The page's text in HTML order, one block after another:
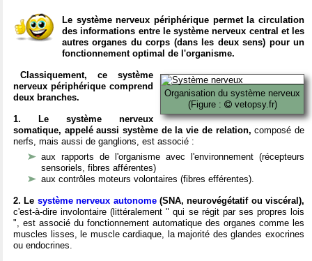
Le système nerveux périphérique permet la circulation
des informations entre le système nerveux central et les
autres organes du corps (dans les deux sens) pour un
fonctionnement optimal de l'organisme.
Organisation du système nerveux
(Figure :
vetopsy.fr)
Classiquement, ce système
nerveux périphérique comprend
deux branches.
1. Le système nerveux
somatique, appelé aussi système de la vie de relation, composé de
nerfs, mais aussi de ganglions, est associé :
aux rapports de l'organisme avec l'environnement (récepteurs
sensoriels, fibres afférentes)
aux contrôles moteurs volontaires (fibres efférentes).
2. Le système nerveux autonome(SNA, neurovégétatif ou viscéral),
c'est-à-dire involontaire (littéralement " qui se régit par ses propres lois
", est associé du fonctionnement automatique des organes comme les
muscles lisses, le muscle cardiaque, la majorité des glandes exocrines
ou endocrines.